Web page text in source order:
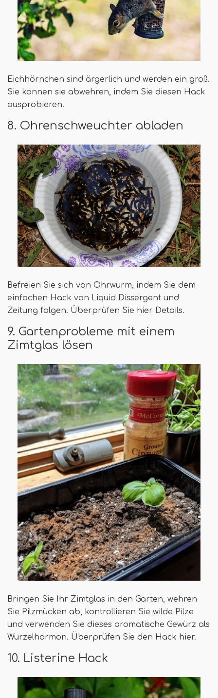
Eichhörnchen sind ärgerlich und werden ein groß.
Sie können sie abwehren, indem Sie diesen Hack
ausprobieren.
8. Ohrenschweuchter abladen
Befreien Sie sich von Ohrwurm, indem Sie dem
einfachen Hack von Liquid Dissergent und
Zeitung folgen. Überprüfen Sie hier Details.
9. Gartenprobleme mit einem
Zimtglas lösen
Bringen Sie Ihr Zimtglas in den Garten, wehren
Sie Pilzmücken ab, kontrollieren Sie wilde Pilze
und verwenden Sie dieses aromatische Gewürz als
Wurzelhormon. Überprüfen Sie den Hack hier.
10. Listerine Hack